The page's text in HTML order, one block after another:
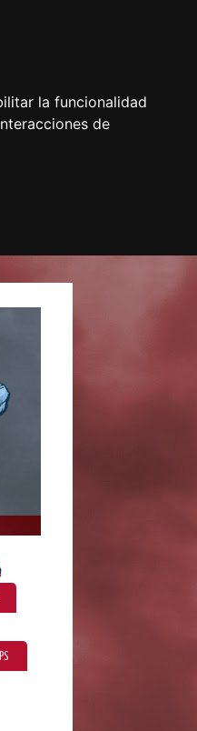
la funcionalidad
de